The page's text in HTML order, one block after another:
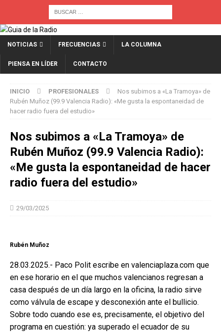
NOTICIAS FRECUENCIAS LA COLUMNA
PIENSA EN LÍDER CONTACTO
INICIO PROFESIONALES
Nos subimos a «La Tramoya» de
Rubén Muñoz (99.9 Valencia Radio): «Me gusta la espontaneidad de
hacer radio fuera del estudio»
Nos subimos a «La Tramoya» de
Rubén Muñoz (99.9 Valencia Radio):
«Me gusta la espontaneidad de hacer
radio fuera del estudio»
29/03/2025
Rubén Muñoz
28.03.2025.- Paco Polit escribe en valenciaplaza.com que
en ese horario en el que muchos valencianos regresan a
casa después de un día largo en la oficina, la radio sirve
como válvula de escape y desconexión ante el bullicio.
Sobre todo cuando ese es, precisamente, el objetivo del
programa en cuestión: ya superado el ecuador de su